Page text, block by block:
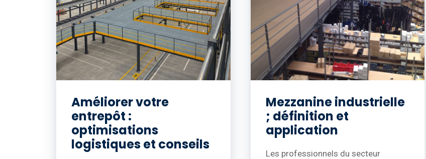
Améliorer votre
entrepôt :
optimisations
logistiques et conseils
Mezzanine industrielle
; définition et
application
Les professionnels du secteur